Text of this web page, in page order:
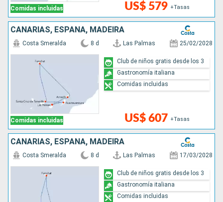
Comidas incluidas US$ 579 +Tasas
CANARIAS, ESPAÑA, MADEIRA
Comidas incluidas
Costa Smeralda 8 d Las Palmas 25/02/2028
US$ 607 +Tasas
Club de niños gratis desde los 3
Gastronomía italiana
Comidas incluidas
CANARIAS, ESPAÑA, MADEIRA
Costa Smeralda 8 d Las Palmas 17/03/2028
Club de niños gratis desde los 3
Gastronomía italiana
Comidas incluidas